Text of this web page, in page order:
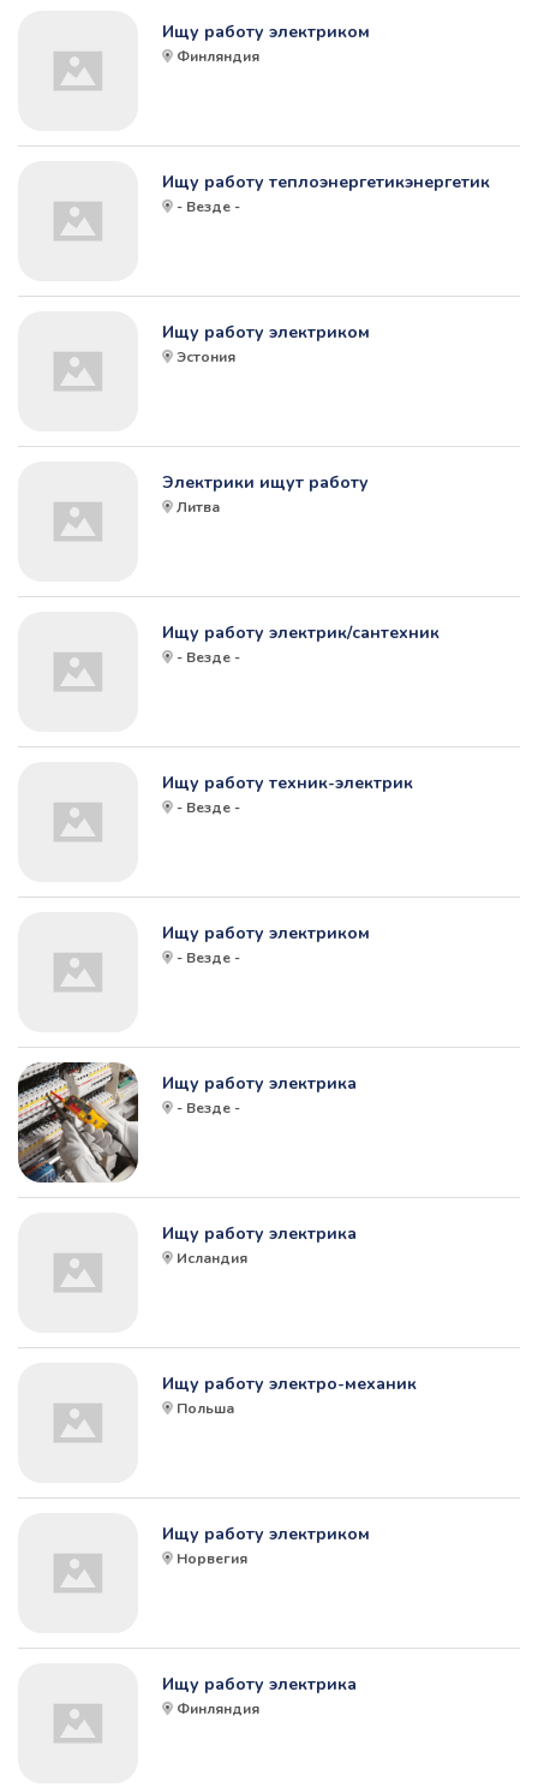
Ищу работу электриком
Финляндия
Ищу работу теплоэнергетикэнергетик
- Везде -
Ищу работу электриком
Эстония
Электрики ищут работу
Литва
Ищу работу электрик/сантехник
- Везде -
Ищу работу техник-электрик
- Везде -
Ищу работу электриком
- Везде -
Ищу работу электрика
- Везде -
Ищу работу электрика
Исландия
Ищу работу электро-механик
Польша
Ищу работу электриком
Норвегия
Ищу работу электрика
Финляндия